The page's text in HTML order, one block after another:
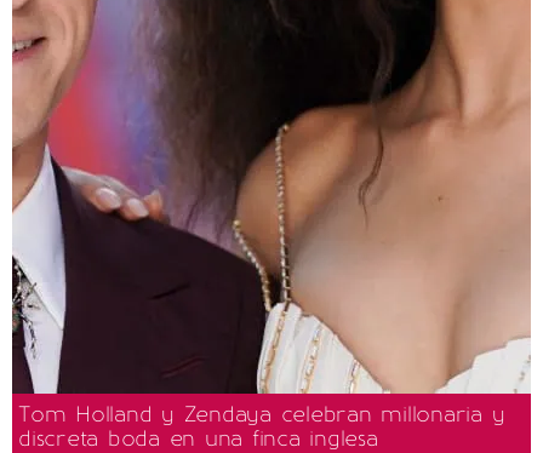
Tom Holland y Zendaya celebran millonaria y
discreta boda en una finca inglesa